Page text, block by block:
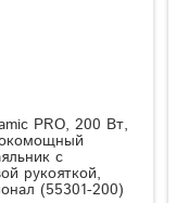
PRO, 200 Вт,
с
рукояткой,
(55301-200)